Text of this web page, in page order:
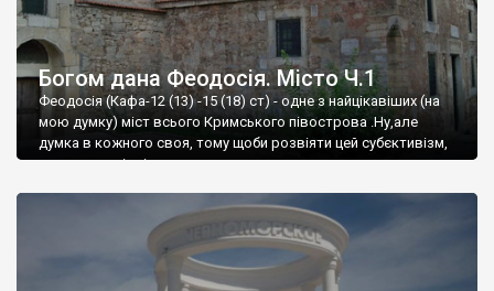
Богом дана Феодосія. Місто Ч.1
Феодосія (Кафа-12 (13) -15 (18) ст) - одне з найцікавіших (на
мою думку) міст всього Кримського півострова .Ну,але
думка в кожного своя, тому щоби розвіяти цей субєктивізм,
запрошую відвідати це